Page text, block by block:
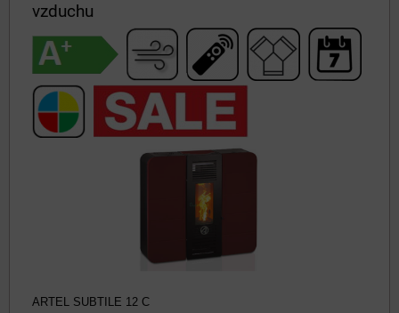
vzduchu
ARTEL SUBTILE 12 C